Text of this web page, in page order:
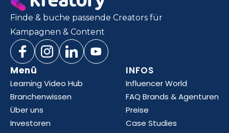
Finde & buche passende Creators für
Kampagnen & Content
Menü
Learning Video Hub
Branchenwissen
Über uns
Investoren
INFOS
Influencer World
FAQ Brands & Agenturen
Preise
Case Studies